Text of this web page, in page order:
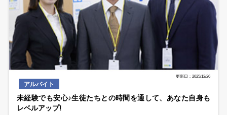
更新日：2025/12/26
アルバイト
未経験でも安心♪生徒たちとの時間を通して、あなた自身も
レベルアップ!